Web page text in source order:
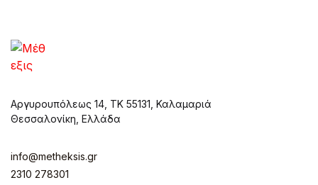
Αργυρουπόλεως 14, ΤΚ 55131, Καλαμαριά
Θεσσαλονίκη, Ελλάδα
info@metheksis.gr
2310 278301